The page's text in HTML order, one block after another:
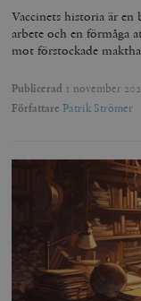
Vaccinets historia är en
arbete och en förmåga
mot förstockade
Publicerad 1 november
Författare Patrik Strömer